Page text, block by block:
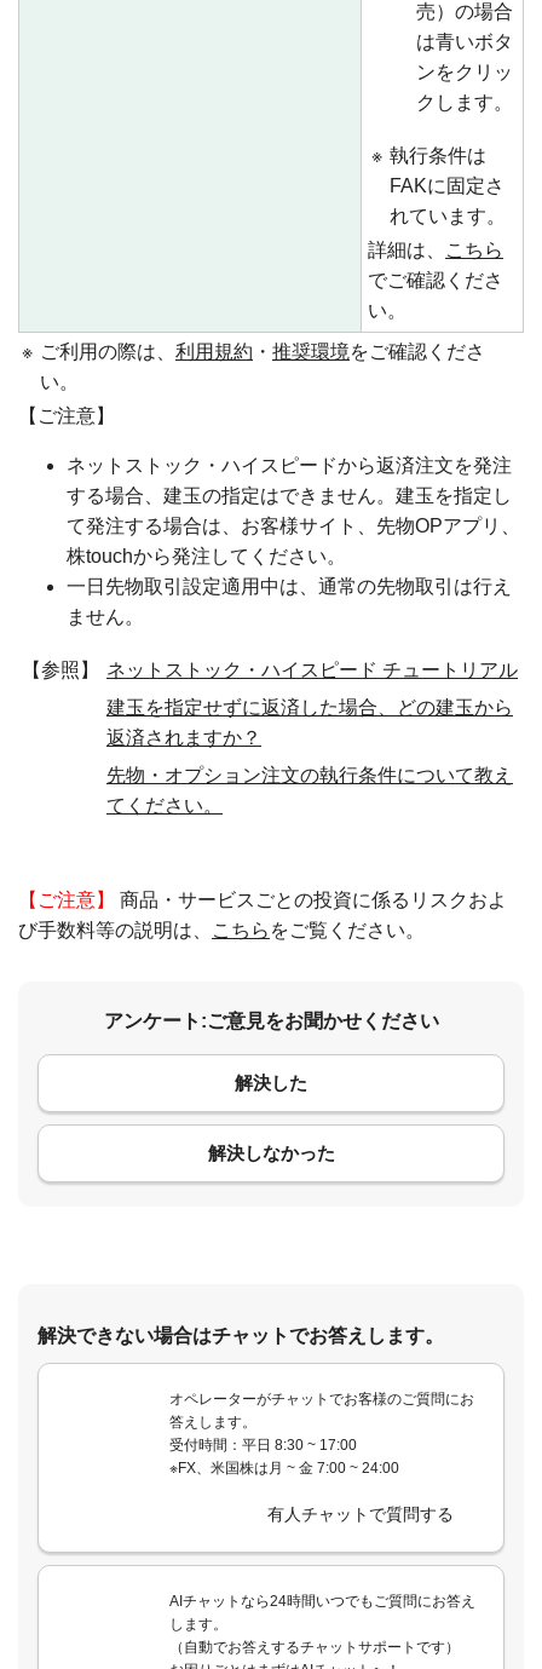
売）の場合
は青いボタ
ンをクリッ
クします。
※ 執行条件は
FAKに固定さ
れています。
詳細は、
こちら
でご確認くださ
い。
※ ご利用の際は、 利用規約 ・ 推奨環境をご確認くださ
い。
【ご注意】
ネットストック・ハイスピードから返済注文を発注
する場合、建玉の指定はできません。建玉を指定し
て発注する場合は、お客様サイト、先物OPアプリ、
株touchから発注してください。
一日先物取引設定適用中は、通常の先物取引は行え
ません。
【参照】
ネットストック・ハイスピード チュートリアル
建玉を指定せずに返済した場合、どの建玉から
返済されますか？
先物・オプション注文の執行条件について教え
てください。
【ご注意】
商品・サービスごとの投資に係るリスクおよ
び手数料等の説明は、
こちら をご覧ください。
アンケート:ご意見をお聞かせください
解決した
解決しなかった
コメント
解決できない場合はチャットでお答えします。
オペレーターがチャットでお客様のご質問にお
答えします。
受付時間：平日 8:30 ~ 17:00
※FX、米国株は月 ~ 金 7:00 ~ 24:00
有人チャットで質問する
AIチャットなら24時間いつでもご質問にお答え
します。
（自動でお答えするチャットサポートです）